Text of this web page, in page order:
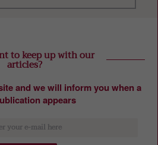
to keep up with our
articles?
and we will inform you when a
appears